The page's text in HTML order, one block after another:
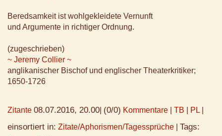
Beredsamkeit ist wohlgekleidete Vernunft
und Argumente in richtiger Ordnung.
(zugeschrieben)
~ Jeremy Collier ~
anglikanischer Bischof und englischer Theaterkritiker;
1650-1726
Zitante 08.07.2016, 20.00 (0/0) Kommentare TB PL
einsortiert in: Zitate/Aphorismen/Tagessprüche Tags: